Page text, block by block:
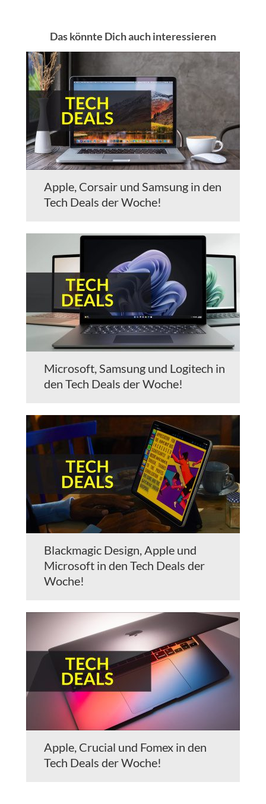
Das könnte Dich auch interessieren
Apple, Corsair und Samsung in den
Tech Deals der Woche!
Microsoft, Samsung und Logitech in
den Tech Deals der Woche!
Blackmagic Design, Apple und
Microsoft in den Tech Deals der
Woche!
Apple, Crucial und Fomex in den
Tech Deals der Woche!